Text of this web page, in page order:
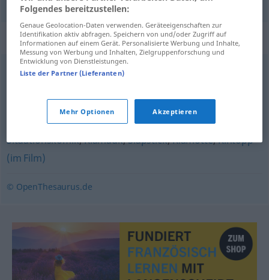
Synonyme für "Blödelei"
Torheit(en),Albernheit(en)
Situationskomik,Klamauk,Slapstick,Klamotte,Kintopp
(im Film)
© OpenThesaurus.de
Folgendes bereitzustellen:
Genaue Geolocation-Daten verwenden. Geräteeigenschaften zur
Identifikation aktiv abfragen. Speichern von und/oder Zugriff auf
Informationen auf einem Gerät. Personalisierte Werbung und Inhalte,
Messung von Werbung und Inhalten, Zielgruppenforschung und
Entwicklung von Dienstleistungen.
Liste der Partner (Lieferanten)
Mehr Optionen Akzeptieren